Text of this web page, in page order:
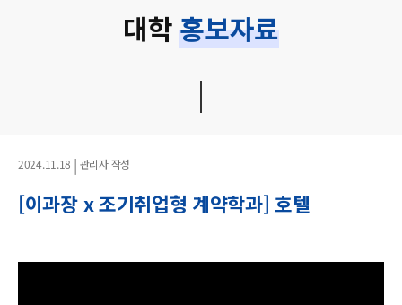
대학홍보자료
2024.11.18 | 관리자 작성
[이과장 x 조기취업형 계약학과] 호텔